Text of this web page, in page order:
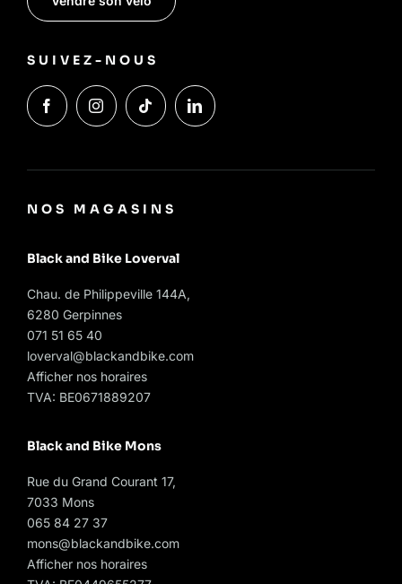
SUIVEZ-NOUS
NOS MAGASINS
Black and Bike Loverval
Chau. de Philippeville 144A,
6280 Gerpinnes
071 51 65 40
loverval@blackandbike.com
Afficher nos horaires
TVA: BE0671889207
Black and Bike Mons
Rue du Grand Courant 17,
7033 Mons
065 84 27 37
mons@blackandbike.com
Afficher nos horaires